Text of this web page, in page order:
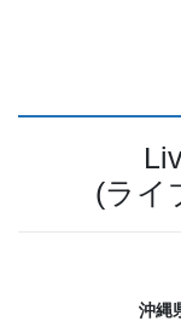
(ライ
沖縄